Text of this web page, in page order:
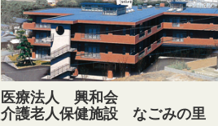
医療法人 興和会
介護老人保健施設 なごみの里